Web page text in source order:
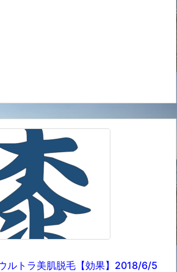
ルトラ美肌脱毛【効果】2018/6/5